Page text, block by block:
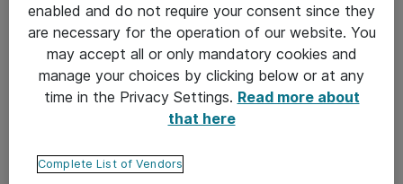
myös niiden lukitseminen.
Ole varovainen, kun avaat sähköpostin mukana
tulevia linkkejä tai liitteitä. Jos sähköposti on
jostain syystä odottamaton tai epäilyttävä,
personoidessaan sähköposteja näyttämään
enabled and do not require your consent since they
are necessary for the operation of our website. You
may accept all or only mandatory cookies and
manage your choices by clicking below or at any
time in the Privacy Settings. Read more about
that here
Complete List of Vendors